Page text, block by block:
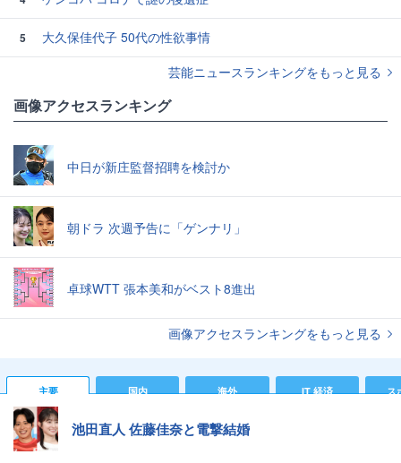
5
大久保佳代子 50代の性欲事情
芸能ニュースランキングをもっと見る
画像アクセスランキング
中日が新庄監督招聘を検討か
朝ドラ 次週予告に「ゲンナリ」
卓球WTT 張本美和がベスト8進出
画像アクセスランキングをもっと見る
主要 国内 海外 IT 経済 ス
池田直人 佐藤佳奈と電撃結婚